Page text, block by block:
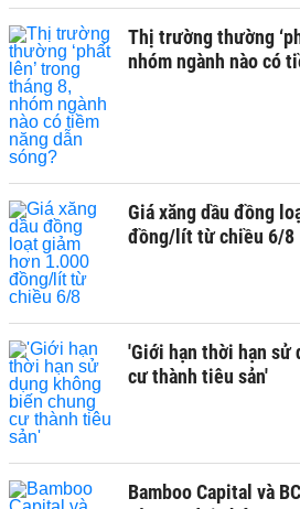
Thị trường thường
nhóm ngành nào có
Giá xăng dầu đồng
đồng/lít từ chiều 6/8
'Giới hạn thời hạn sử
cư thành tiêu sản'
Bamboo Capital và